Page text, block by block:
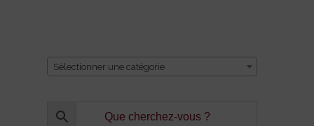
Sélectionner une catégorie